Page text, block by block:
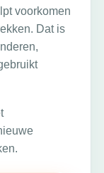
voorkomen
Dat is